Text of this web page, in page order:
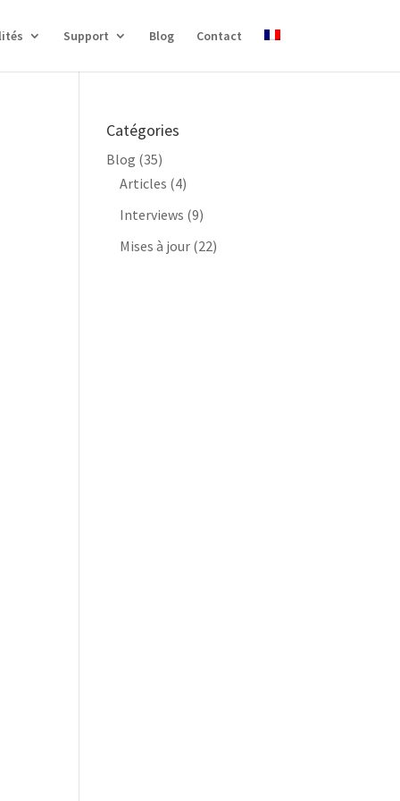
Support Blog Contact
Catégories
Blog (35)
Articles (4)
Interviews (9)
Mises à jour (22)